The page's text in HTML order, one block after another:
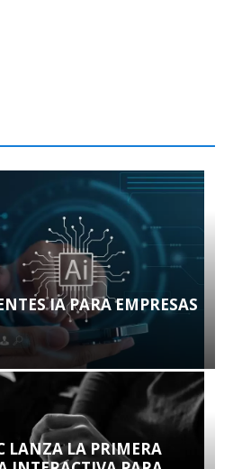
IA PARA EMPRESAS
LANZA LA PRIMERA